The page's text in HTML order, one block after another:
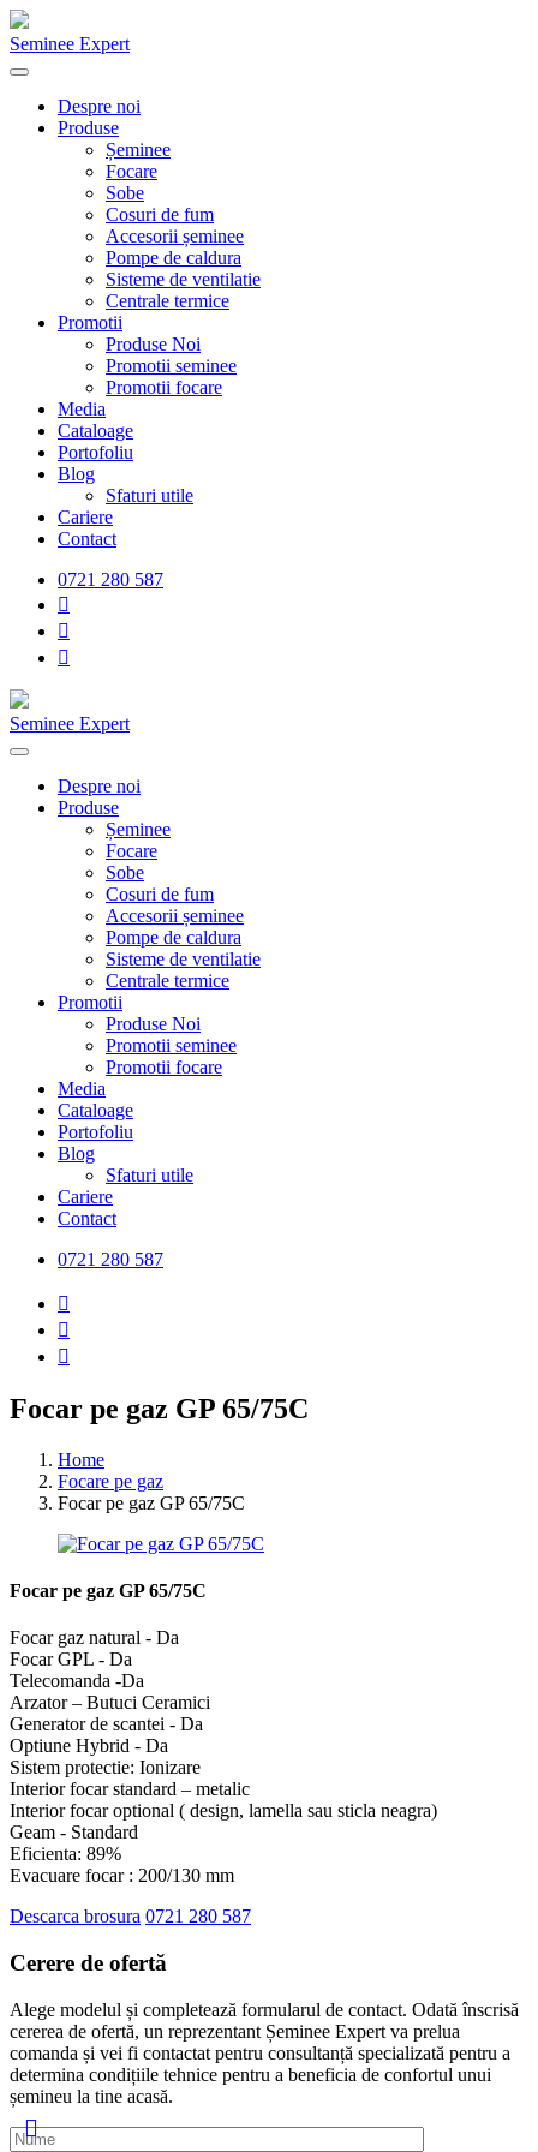
Seminee Expert
Despre noi
Produse
Șeminee
Focare
Sobe
Cosuri de fum
Accesorii șeminee
Pompe de caldura
Sisteme de ventilatie
Centrale termice
Promotii
Produse Noi
Promotii seminee
Promotii focare
Media
Cataloage
Portofoliu
Blog
Sfaturi utile
Cariere
Contact
0721 280 587
Seminee Expert
Despre noi
Produse
Șeminee
Focare
Sobe
Cosuri de fum
Accesorii șeminee
Pompe de caldura
Sisteme de ventilatie
Centrale termice
Promotii
Produse Noi
Promotii seminee
Promotii focare
Media
Cataloage
Portofoliu
Blog
Sfaturi utile
Cariere
Contact
0721 280 587
Focar pe gaz GP 65/75C
Home
Focare pe gaz
Focar pe gaz GP 65/75C
Focar pe gaz GP 65/75C
Focar gaz natural - Da
Focar GPL - Da
Telecomanda -Da
Arzator – Butuci Ceramici
Generator de scantei - Da
Optiune Hybrid - Da
Sistem protectie: Ionizare
Interior focar standard – metalic
Interior focar optional ( design, lamella sau sticla neagra)
Geam - Standard
Eficienta: 89%
Evacuare focar : 200/130 mm
Descarca brosura 0721 280 587
Cerere de ofertă
Alege modelul și completează formularul de contact. Odată înscrisă
cererea de ofertă, un reprezentant Șeminee Expert va prelua
comanda și vei fi contactat pentru consultanță specializată pentru a
determina condițiile tehnice pentru a beneficia de confortul unui
șemineu la tine acasă.